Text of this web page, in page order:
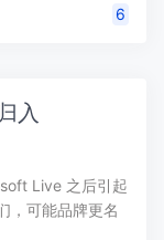
6
入
Live 之后引起
，可能品牌更名